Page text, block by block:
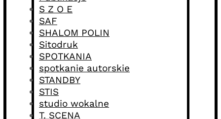
S Z O E
SAF
SHALOM POLIN
Sitodruk
SPOTKANIA
spotkanie autorskie
STANDBY
STIS
studio wokalne
T. SCENA